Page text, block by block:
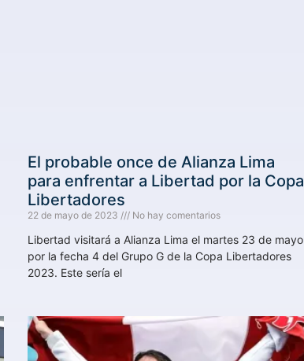
El probable once de Alianza Lima
para enfrentar a Libertad por la Copa
Libertadores
22 de mayo de 2023 No hay comentarios
Libertad visitará a Alianza Lima el martes 23 de mayo
por la fecha 4 del Grupo G de la Copa Libertadores
2023. Este sería el